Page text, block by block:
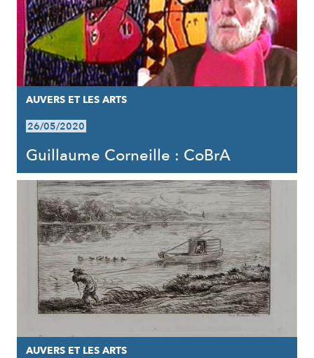
AUVERS ET LES ARTS
26/05/2020
Guillaume Corneille : CoBrA
AUVERS ET LES ARTS